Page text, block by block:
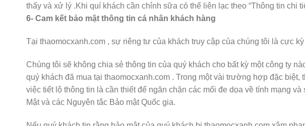
thấy và xử lý .Khi quí khách cần chỉnh sữa có thể liên lạc theo “Thông tin chi
6- Cam kết bảo mật thông tin cá nhân khách hàng
Tại thaomocxanh.com , sự riêng tư của khách truy cập của chúng tôi là cực
Chúng tôi sẽ không chia sẻ thông tin của quý khách cho bất kỳ một công ty
quý khách đã mua tại thaomocxanh.com . Trong một vài trường hợp đặc
việc tiết lộ thông tin là cần thiết để ngăn chặn các mối đe dọa về tính mạng
Mật và các Nguyên tắc Bảo mật Quốc gia.